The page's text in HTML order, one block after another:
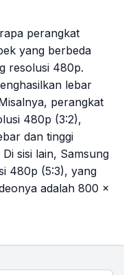
perangkat
yang berbeda
resolusi 480p.
lebar
perangkat
480p (3:2),
dan tinggi
sisi lain, Samsung
480p (5:3), yang
adalah 800 ×